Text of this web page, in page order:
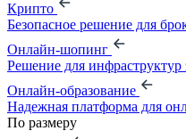
Крипто
Безопасное решение для
Онлайн-шопинг
Решение для
Онлайн-образование
Надежная платформа для
По размеру